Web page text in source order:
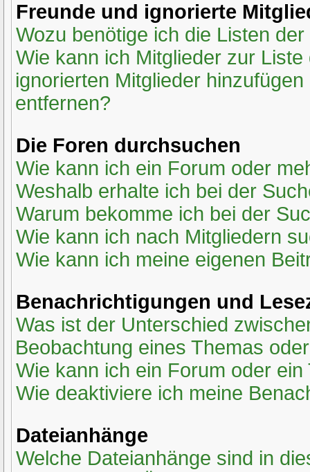
Freunde und ignorierte
Wozu benötige ich die Listen
Wie kann ich Mitglieder zur
ignorierten Mitglieder
entfernen?
Die Foren durchsuchen
Wie kann ich ein Forum oder
Weshalb erhalte ich bei der
Warum bekomme ich bei der
Wie kann ich nach Mitgliedern
Wie kann ich meine eigenen
Benachrichtigungen und
Was ist der Unterschied
Beobachtung eines Themas
Wie kann ich ein Forum oder
Wie deaktiviere ich meine
Dateianhänge
Welche Dateianhänge sind in